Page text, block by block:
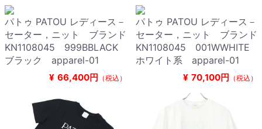
パトゥ PATOU レディース－
セーター，ニット ブランド
KN1108045 999BBLACK
ブラック apparel-01
¥ 66,400円 （税込）
パトゥ PATOU レディース－
セーター，ニット ブランド
KN1108045 001WWHITE
ホワイト系 apparel-01
¥ 70,100円 （税込）